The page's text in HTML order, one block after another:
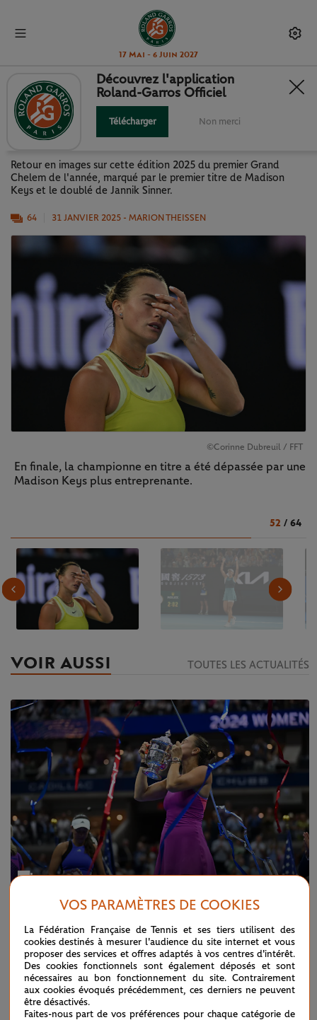
17 Mai - 6 Juin 2027
OPEN D'AUSTRALIE 2025 EN
IMAGES
Retour en images sur cette édition 2025 du premier Grand
Chelem de l'année, marqué par le premier titre de Madison
Keys et le doublé de Jannik Sinner.
64 31 JANVIER 2025 - MARION THEISSEN
©Corinne Dubreuil / FFT
En finale, la championne en titre a été dépassée par une
Madison Keys plus entreprenante.
52 / 64
VOIR AUSSI TOUTES LES ACTUALITÉS
US Open 2024 en images
Découvrez l'application
Roland-Garros Officiel
Télécharger Non merci
VOS PARAMÈTRES DE COOKIES
La Fédération Française de Tennis et ses tiers utilisent des
cookies destinés à mesurer l'audience du site internet et vous
proposer des services et offres adaptés à vos centres d'intérêt.
Des cookies fonctionnels sont également déposés et sont
nécessaires au bon fonctionnement du site. Contrairement
aux cookies évoqués précédemment, ces derniers ne peuvent
être désactivés.
Faites-nous part de vos préférences pour chaque catégorie de